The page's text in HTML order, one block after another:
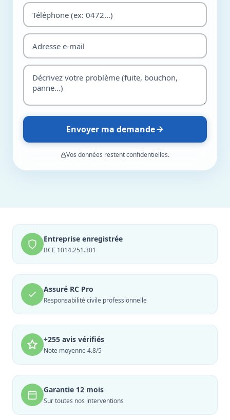
Envoyer ma demande
Vos données restent confidentielles.
Entreprise enregistrée
BCE 1014.251.301
Assuré RC Pro
Responsabilité civile professionnelle
+255 avis vérifiés
Note moyenne 4.8/5
Garantie 12 mois
Sur toutes nos interventions